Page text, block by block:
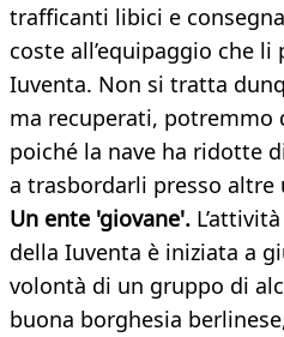
trafficanti libici e
coste all’equipaggio che
Iuventa. Non si tratta
ma recuperati, potremmo
poiché la nave ha ridotte
a trasbordarli presso
Un ente 'giovane'.
della Iuventa è iniziata a
volontà di un gruppo di
buona borghesia